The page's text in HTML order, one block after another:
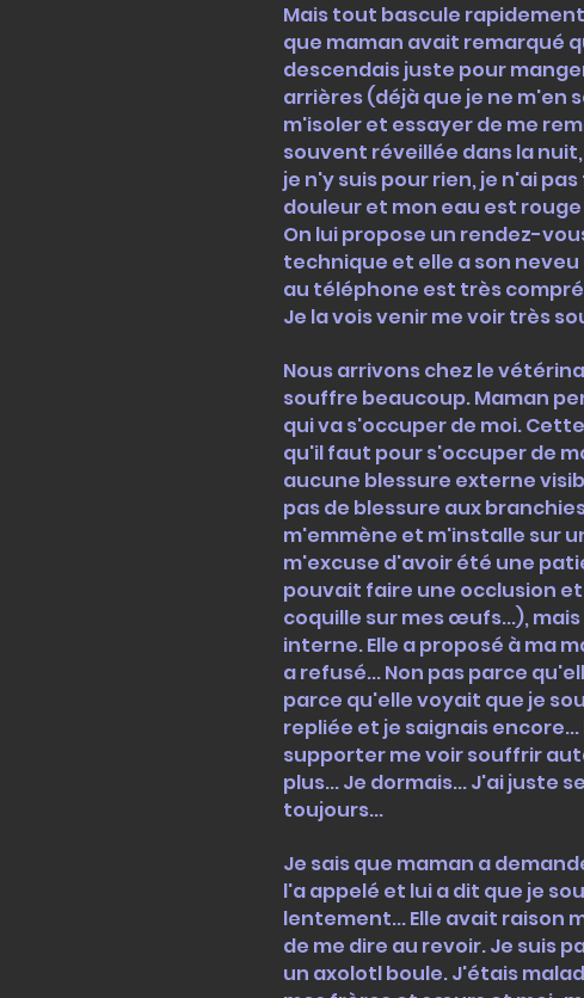
Mais tout bascule
que maman avait remarqué
descendais juste pour
arrières (déjà que je ne m'en
m'isoler et essayer de me
souvent réveillée dans la
je n'y suis pour rien, je n'ai
douleur et mon eau est
On lui propose un rendez-
technique et elle a son neveu
au téléphone est très
Je la vois venir me voir très
Nous arrivons chez le
souffre beaucoup. Maman
qui va s'occuper de moi.
qu'il faut pour s'occuper de
aucune blessure externe
pas de blessure aux
m'emmène et m'installe sur
m'excuse d'avoir été une
pouvait faire une occlusion
coquille sur mes œufs...),
interne. Elle a proposé à ma
a refusé... Non pas parce
parce qu'elle voyait que je
repliée et je saignais
supporter me voir souffrir
plus... Je dormais... J'ai juste
toujours...
Je sais que maman a
l'a appelé et lui a dit que je
lentement... Elle avait raison
de me dire au revoir. Je suis
un axolotl boule. J'étais